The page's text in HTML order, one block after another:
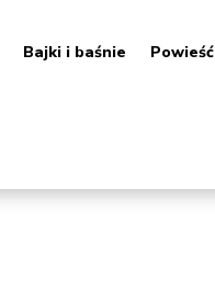
Bajki i baśnie Powieść